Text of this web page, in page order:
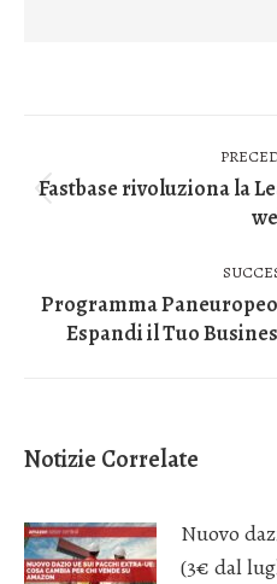
tra
Fastbase rivoluziona la
Programma
Espandi il Tuo
Notizie Correlate
Nuovo
(3€ dal